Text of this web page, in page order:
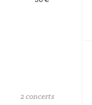
2 concerts